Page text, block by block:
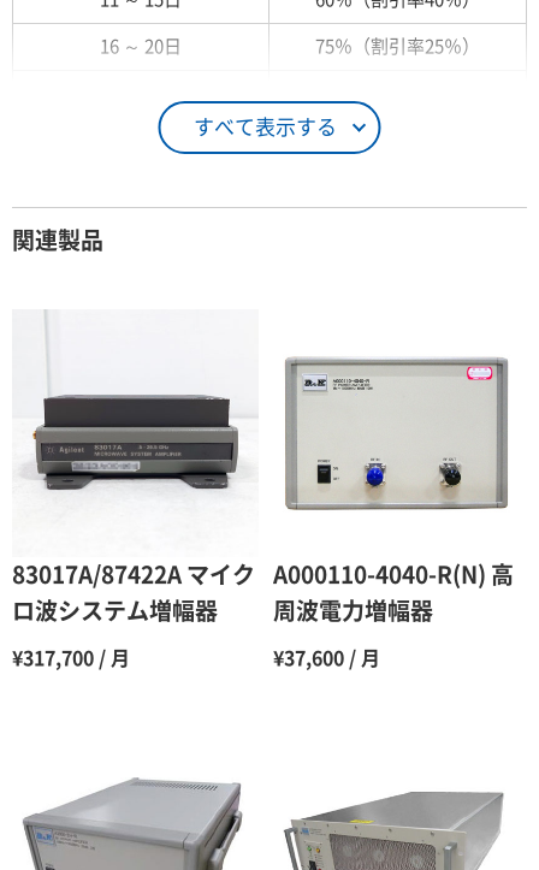
すべて表示する
16 ～ 20日 75％（割引率25％）
26日 ～ 1ヶ月 100％（割引率 0％）
90％（割引率10％）
4ヶ月 75％（割引率25％）
70％（割引率30％）
7ヶ月 60％（割引率 40％）
8ヶ月 55％（割引率45％）
11ヶ月 47％（割引率53％）
12ヶ月 45％（割引率55％）
関連製品
83017A/87422A マイク
ロ波システム増幅器
¥317,700 / 月
A000110-4040-R(N) 高
周波電力増幅器
¥37,600 / 月